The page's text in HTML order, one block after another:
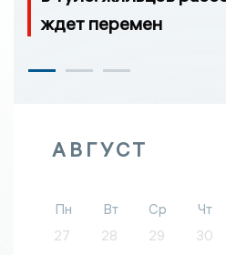
ждет перемен
АВГУСТ
Пн Вт Ср Чт
27
28 29 30